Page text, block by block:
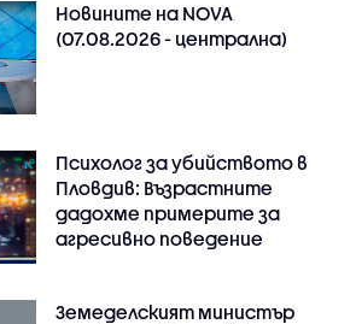
Новините на NOVA
(07.08.2026 - централна)
Психолог за убийството в
Пловдив: Възрастните
дадохме примерите за
агресивно поведение
Земеделският министър